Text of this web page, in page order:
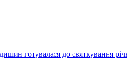
готувалася до святкування